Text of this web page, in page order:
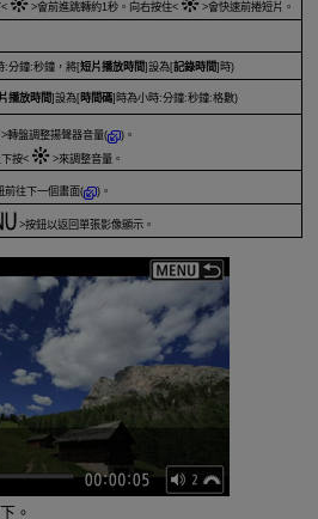
會前進跳轉約1秒。向右按住 會快速前捲短片。
:分鐘:秒鐘，將[短片播放時間]設為[記錄時間]時)
播放時間]設為[時間碼]時為小時:分鐘:秒鐘:格數)
轉盤調整揚聲器音量(
)。
按
來調整音量。
前往下一個畫面( )。
按鈕以返回單張影像顯示。
。